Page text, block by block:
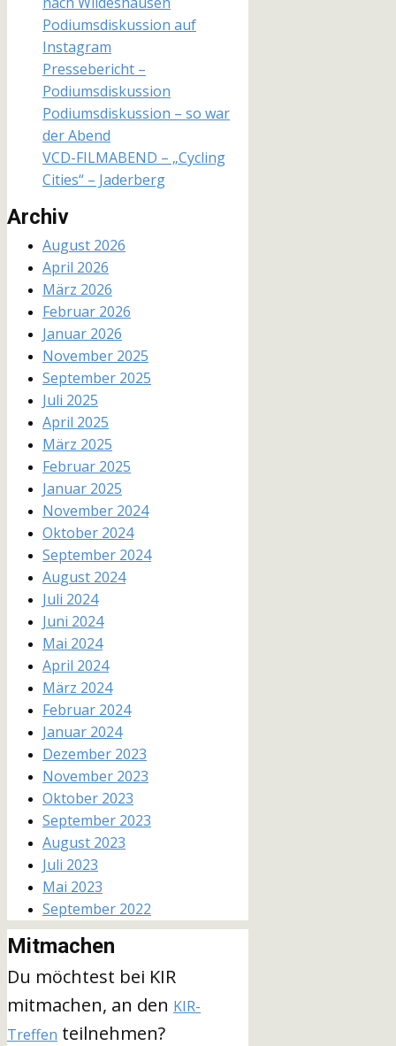
Podiumsdiskussion auf
Instagram
Pressebericht –
Podiumsdiskussion
Podiumsdiskussion – so war
der Abend
VCD-FILMABEND – „Cycling
Cities“ – Jaderberg
Archiv
August 2026
April 2026
März 2026
Februar 2026
Januar 2026
November 2025
September 2025
Juli 2025
April 2025
März 2025
Februar 2025
Januar 2025
November 2024
Oktober 2024
September 2024
August 2024
Juli 2024
Juni 2024
Mai 2024
April 2024
März 2024
Februar 2024
Januar 2024
Dezember 2023
November 2023
Oktober 2023
September 2023
August 2023
Juli 2023
Mai 2023
September 2022
Mitmachen
Du möchtest bei KIR
mitmachen, an den KIR-
Treffen teilnehmen?